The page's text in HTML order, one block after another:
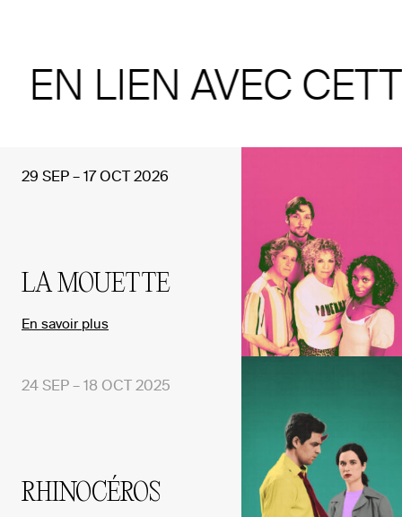
EN LIEN AVEC
LA MOUETTE
29 SEP – 17 OCT 2026
En savoir plus
RHINOCÉROS
24 SEP – 18 OCT 2025